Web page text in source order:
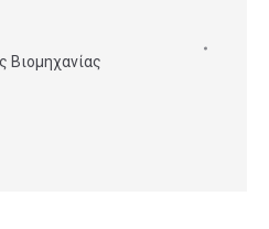
Βιομηχανίας